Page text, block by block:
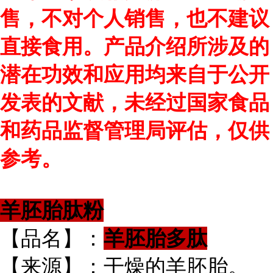
售，不对个人销售，也不建议
直接食用。产品介绍所涉及的
潜在功效和应用均来自于公开
发表的文献，未经过国家食品
和药品监督管理局评估，仅供
参考。
羊胚胎肽粉
【品名】： 羊胚胎多肽
【来源】：干燥的羊胚胎。